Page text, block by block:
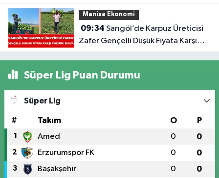
Tahmini Açıklandı
Manisa Ekonomi
09:34
Zafer Gençelli Düşük Fiyata Karşı
Çözümü Buldu
Süper Lig Puan Durumu
Süper Lig
# Takım O P
1 Amed 0 0
2 Erzurumspor FK 0 0
3 Başakşehir 0 0